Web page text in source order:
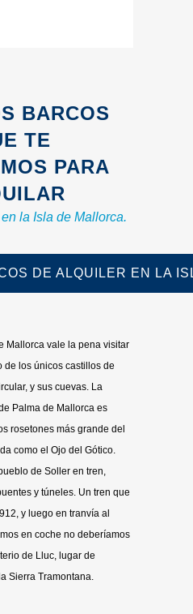
BARCOS
TE
PARA
la Isla de Mallorca.
DE ALQUILER EN LA
Mallorca vale la pena visitar
de los únicos castillos de
y sus cuevas. La
Palma de Mallorca es
rosetones más grande del
como el Ojo del Gótico.
de Soller en tren,
y túneles. Un tren que
y luego en tranvía al
en coche no deberíamos
de Lluc, lugar de
Sierra Tramontana.